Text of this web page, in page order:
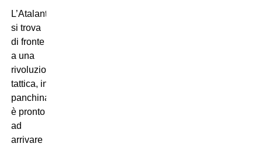
L’Atalanta
si trova
di fronte
a una
rivoluzione
tattica, in
panchina
è pronto
ad
arrivare